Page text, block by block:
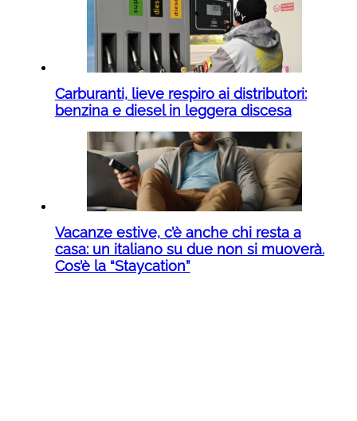
Carburanti, lieve respiro ai distributori:
benzina e diesel in leggera discesa
Vacanze estive, c’è anche chi resta a
casa: un italiano su due non si muoverà.
Cos’è la “Staycation”